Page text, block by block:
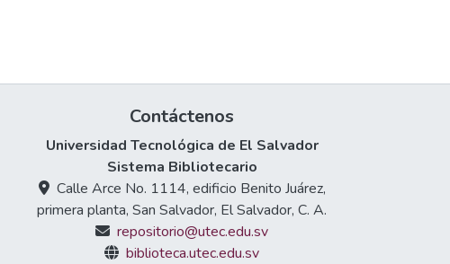
Contáctenos
Universidad Tecnológica de El Salvador
Sistema Bibliotecario
Calle Arce No. 1114, edificio Benito Juárez,
primera planta, San Salvador, El Salvador, C. A.
repositorio@utec.edu.sv
biblioteca.utec.edu.sv